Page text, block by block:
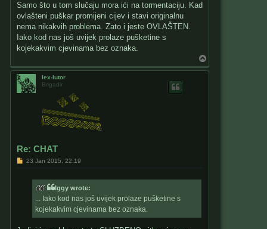
Samo što u tom slučaju mora ići na tormentaciju. Kad
ovlašteni puškar promijeni cijev i stavi originalnu
nema nikakvih problema. Zato i jeste OVLAŠTEN.
Iako kod nas još uvijek prolaze pušketine s
kojekakvim cjevinama bez oznaka.
o
lex-lutor
Brigadir
Re: CHAT
P23 Jan 2015, 22:19
Iggy wrote:
... Iako kod nas još uvijek prolaze pušketine s
kojekakvim cjevinama bez oznaka.